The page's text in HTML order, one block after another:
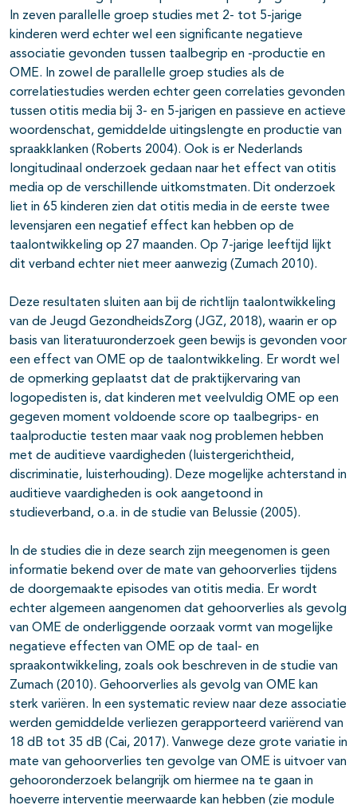
In zeven parallelle groep studies met 2- tot 5-jarige
kinderen werd echter wel een significante negatieve
associatie gevonden tussen taalbegrip en -productie en
OME. In zowel de parallelle groep studies als de
correlatiestudies werden echter geen correlaties gevonden
tussen otitis media bij 3- en 5-jarigen en passieve en actieve
woordenschat, gemiddelde uitingslengte en productie van
spraakklanken (Roberts 2004). Ook is er Nederlands
longitudinaal onderzoek gedaan naar het effect van otitis
media op de verschillende uitkomstmaten. Dit onderzoek
liet in 65 kinderen zien dat otitis media in de eerste twee
levensjaren een negatief effect kan hebben op de
taalontwikkeling op 27 maanden. Op 7-jarige leeftijd lijkt
dit verband echter niet meer aanwezig (Zumach 2010).
Deze resultaten sluiten aan bij de richtlijn taalontwikkeling
van de Jeugd GezondheidsZorg (JGZ, 2018), waarin er op
basis van literatuuronderzoek geen bewijs is gevonden voor
een effect van OME op de taalontwikkeling. Er wordt wel
de opmerking geplaatst dat de praktijkervaring van
logopedisten is, dat kinderen met veelvuldig OME op een
gegeven moment voldoende score op taalbegrips- en
taalproductie testen maar vaak nog problemen hebben
met de auditieve vaardigheden (luistergerichtheid,
discriminatie, luisterhouding). Deze mogelijke achterstand in
auditieve vaardigheden is ook aangetoond in
studieverband, o.a. in de studie van Belussie (2005).
In de studies die in deze search zijn meegenomen is geen
informatie bekend over de mate van gehoorverlies tijdens
de doorgemaakte episodes van otitis media. Er wordt
echter algemeen aangenomen dat gehoorverlies als gevolg
van OME de onderliggende oorzaak vormt van mogelijke
negatieve effecten van OME op de taal- en
spraakontwikkeling, zoals ook beschreven in de studie van
Zumach (2010). Gehoorverlies als gevolg van OME kan
sterk variëren. In een systematic review naar deze associatie
werden gemiddelde verliezen gerapporteerd variërend van
18 dB tot 35 dB (Cai, 2017). Vanwege deze grote variatie in
mate van gehoorverlies ten gevolge van OME is uitvoer van
gehooronderzoek belangrijk om hiermee na te gaan in
hoeverre interventie meerwaarde kan hebben (zie module